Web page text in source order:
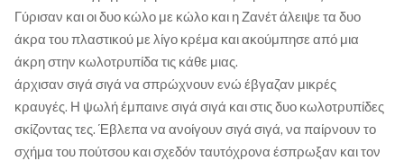
Γύρισαν και οι δυο κώλο με κώλο και η Ζανέτ άλειψε τα δυο
άκρα του πλαστικού με λίγο κρέμα και ακούμπησε από μια
άκρη στην κωλοτρυπίδα τις κάθε μιας.
άρχισαν σιγά σιγά να σπρώχνουν ενώ έβγαζαν μικρές
κραυγές. Η ψωλή έμπαινε σιγά σιγά και στις δυο κωλοτρυπίδες
σκίζοντας τες. Έβλεπα να ανοίγουν σιγά σιγά, να παίρνουν το
σχήμα του πούτσου και σχεδόν ταυτόχρονα έσπρωξαν και τον